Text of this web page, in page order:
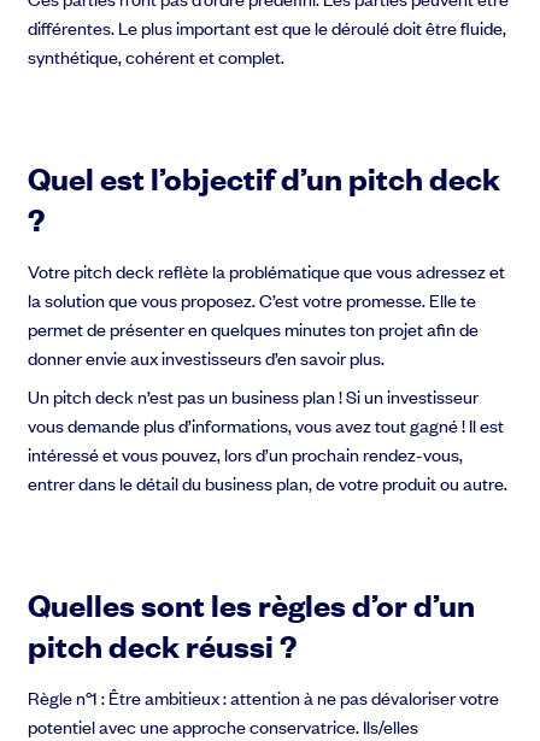
différentes. Le plus important est que le déroulé doit être fluide,
synthétique, cohérent et complet.
Quel est l’objectif d’un pitch deck
?
Votre pitch deck reflète la problématique que vous adressez et
la solution que vous proposez. C’est votre promesse. Elle te
permet de présenter en quelques minutes ton projet afin de
donner envie aux investisseurs d’en savoir plus.
Un pitch deck n’est pas un business plan ! Si un investisseur
vous demande plus d’informations, vous avez tout gagné ! Il est
intéressé et vous pouvez, lors d’un prochain rendez-vous,
entrer dans le détail du business plan, de votre produit ou autre.
Quelles sont les règles d’or d’un
pitch deck réussi ?
Règle n°1: Être ambitieux : attention à ne pas dévaloriser votre
potentiel avec une approche conservatrice. Ils/elles